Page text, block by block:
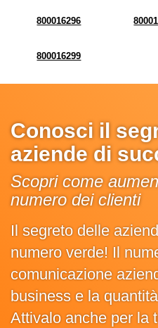
800016296
800016299
Conosci il
aziende di
Scopri come
numero dei clienti
Il segreto delle
numero verde! Il
comunicazione
business e la
Attivalo anche per la